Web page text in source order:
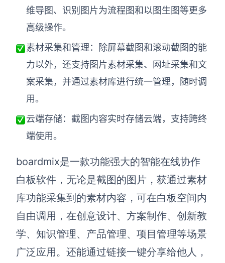
AI生成4P营销理论模型
AI生成竞品分析
AI生成安索夫矩阵
AI生成Grow模型
AI生成AARRR模型
模板社区
私有化部署
管理功能定制 · 专业部署方案
客户案例
企业版申请试用
维导图、识别图片为流程图和以图生图等更多
高级操作。
素材采集和管理： 除屏幕截图和滚动截图的能
力以外，还支持图片素材采集、网址采集和文
案采集，并通过素材库进行统一管理，随时调
用。
云端存储：截图内容实时存储云端，支持跨终
端使用。
boardmix是一款功能强大的智能在线协作
白板软件，无论是截图的图片，获通过素材
库功能采集到的素材内容，可在白板空间内
自由调用，在创意设计、方案制作、创新教
学、知识管理、产品管理、项目管理等场景
广泛应用。还能通过链接一键分享给他人，